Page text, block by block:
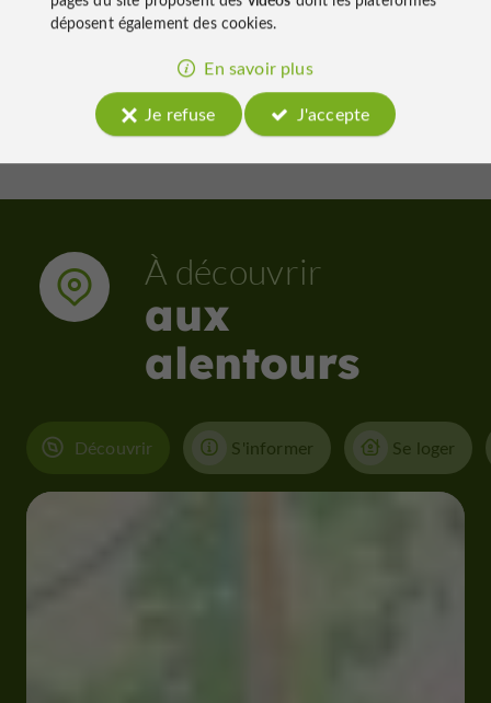
3,9 km - Avéron-Bergelle
À découvrir
aux
alentours
Découvrir S'informer Se loger
déposent également des cookies.
En savoir plus
Je refuse
J'accepte